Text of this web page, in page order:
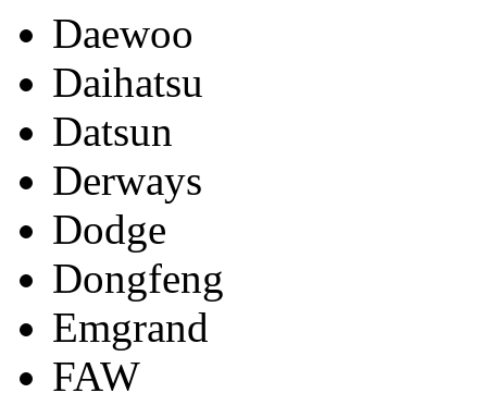
Daewoo
Daihatsu
Datsun
Derways
Dodge
Dongfeng
Emgrand
FAW